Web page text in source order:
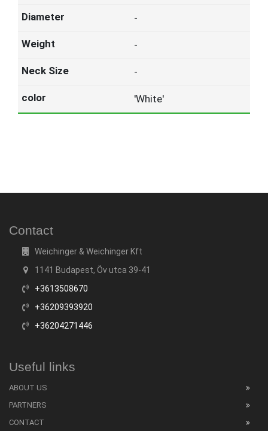
-
-
-
'White'
Contact
Weichinger & Weichinger Kft
1141 Budapest, Öv utca 39-41
+3613508670
+36209393920
+36204271446
Useful links
ABOUT US
PARTNERS
CONTACT